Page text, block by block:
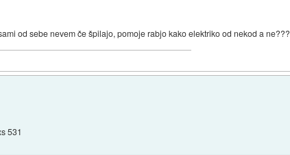
od sebe nevem če špilajo, pomoje rabjo kako elektriko od nekod a ne???
531